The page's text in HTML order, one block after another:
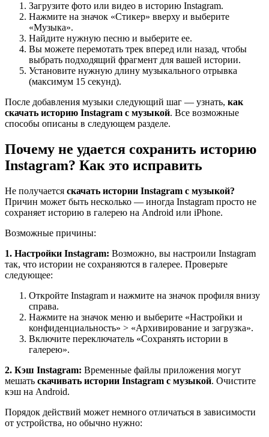
Загрузите фото или видео в историю Instagram.
Нажмите на значок «Стикер» вверху и выберите
«Музыка».
Найдите нужную песню и выберите ее.
Вы можете перемотать трек вперед или назад, чтобы
выбрать подходящий фрагмент для вашей истории.
Установите нужную длину музыкального отрывка
(максимум 15 секунд).
После добавления музыки следующий шаг — узнать, как
скачать историю Instagram с музыкой. Все возможные
способы описаны в следующем разделе.
Почему не удается сохранить историю
Instagram? Как это исправить
Не получается скачать истории Instagram с музыкой?
Причин может быть несколько — иногда Instagram просто не
сохраняет историю в галерею на Android или iPhone.
Возможные причины:
1. Настройки Instagram: Возможно, вы настроили Instagram
так, что истории не сохраняются в галерее. Проверьте
следующее:
Откройте Instagram и нажмите на значок профиля внизу
справа.
Нажмите на значок меню и выберите «Настройки и
конфиденциальность» > «Архивирование и загрузка».
Включите переключатель «Сохранять истории в
галерею».
2. Кэш Instagram: Временные файлы приложения могут
мешать скачивать истории Instagram с музыкой. Очистите
кэш на Android.
Порядок действий может немного отличаться в зависимости
от устройства, но обычно нужно: